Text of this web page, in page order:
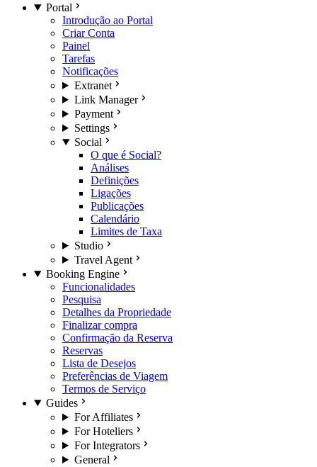
Portal
Introdução ao Portal
Criar Conta
Painel
Tarefas
Notificações
Extranet
Link Manager
Payment
Settings
Social
O que é Social?
Análises
Definições
Ligações
Publicações
Calendário
Limites de Taxa
Studio
Travel Agent
Booking Engine
Funcionalidades
Pesquisa
Detalhes da Propriedade
Finalizar compra
Confirmação da Reserva
Reservas
Lista de Desejos
Preferências de Viagem
Termos de Serviço
Guides
For Affiliates
For Hoteliers
For Integrators
General